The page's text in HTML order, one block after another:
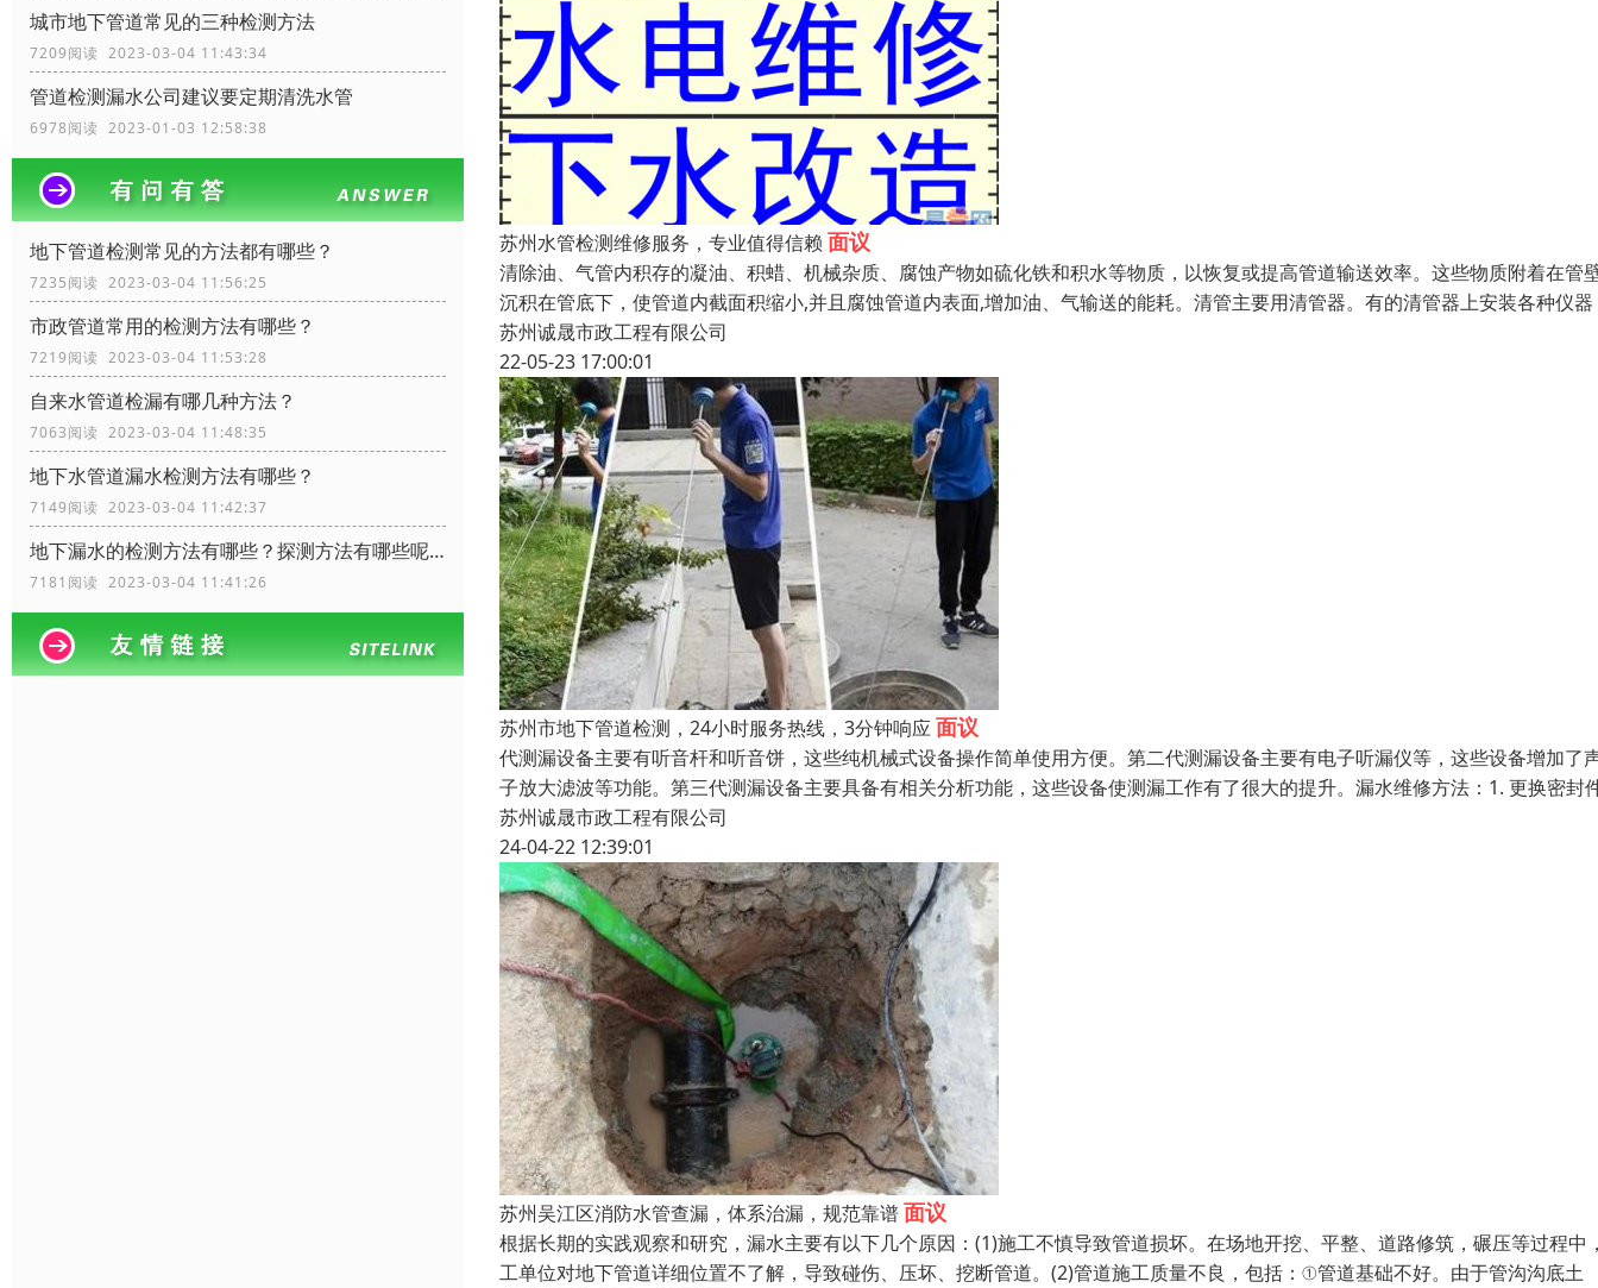
城市地下管道常见的三种检测方法
7209阅读 2023-03-04 11:43:34
管道检测漏水公司建议要定期清洗水管
6978阅读 2023-01-03 12:58:38
地下管道检测常见的方法都有哪些？
7235阅读 2023-03-04 11:56:25
市政管道常用的检测方法有哪些？
7219阅读 2023-03-04 11:53:28
自来水管道检漏有哪几种方法？
7063阅读 2023-03-04 11:48:35
地下水管道漏水检测方法有哪些？
7149阅读 2023-03-04 11:42:37
地下漏水的检测方法有哪些？探测方法有哪些呢？
7181阅读 2023-03-04 11:41:26
苏州水管检测维修服务，专业值得信赖 面议
清除油、气管内积存的凝油、积蜡、机械杂质、腐蚀产物如硫化铁和积水等物质，以恢复或提高管道输送效率。这些物质附着在管
沉积在管底下，使管道内截面积缩小,并且腐蚀管道内表面,增加油、气输送的能耗。清管主要用清管器。有的清管器上安装各种仪器
苏州诚晟市政工程有限公司
22-05-23 17:00:01
苏州市地下管道检测，24小时服务热线，3分钟响应面议
代测漏设备主要有听音杆和听音饼，这些纯机械式设备操作简单使用方便。第二代测漏设备主要有电子听漏仪等，这些设备增加了
子放大滤波等功能。第三代测漏设备主要具备有相关分析功能，这些设备使测漏工作有了很大的提升。漏水维修方法：1. 更换密封
苏州诚晟市政工程有限公司
24-04-22 12:39:01
苏州吴江区消防水管查漏，体系治漏，规范靠谱面议
根据长期的实践观察和研究，漏水主要有以下几个原因：(1)施工不慎导致管道损坏。在场地开挖、平整、道路修筑，碾压等过程中
工单位对地下管道详细位置不了解，导致碰伤、压坏、挖断管道。(2)管道施工质量不良，包括：①管道基础不好。由于管沟沟底土